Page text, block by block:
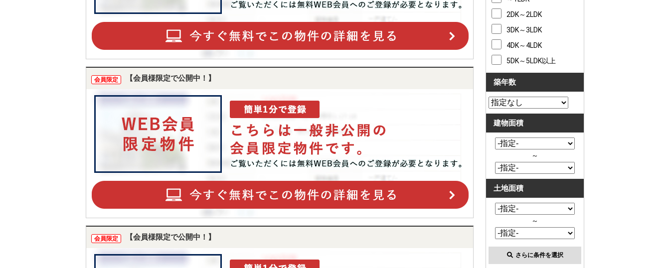
会員限定 【会員様限定で公開中！】
会員限定 【会員様限定で公開中！】
2DK～2LDK
3DK～3LDK
4DK～4LDK
5DK～5LDK以上
築年数
建物面積
～
土地面積
～
さらに条件を選択